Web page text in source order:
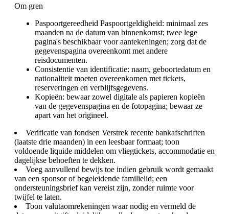
Om gren
Paspoortgereedheid Paspoortgeldigheid: minimaal zes
maanden na de datum van binnenkomst; twee lege
pagina's beschikbaar voor aantekeningen; zorg dat de
gegevenspagina overeenkomt met andere
reisdocumenten.
Consistentie van identificatie: naam, geboortedatum en
nationaliteit moeten overeenkomen met tickets,
reserveringen en verblijfsgegevens.
Kopieën: bewaar zowel digitale als papieren kopieën
van de gegevenspagina en de fotopagina; bewaar ze
apart van het origineel.
Verificatie van fondsen Verstrek recente bankafschriften
(laatste drie maanden) in een leesbaar formaat; toon
voldoende liquide middelen om vliegtickets, accommodatie en
dagelijkse behoeften te dekken.
Voeg aanvullend bewijs toe indien gebruik wordt gemaakt
van een sponsor of begeleidende familielid; een
ondersteuningsbrief kan vereist zijn, zonder ruimte voor
twijfel te laten.
Toon valutaomrekeningen waar nodig en vermeld de